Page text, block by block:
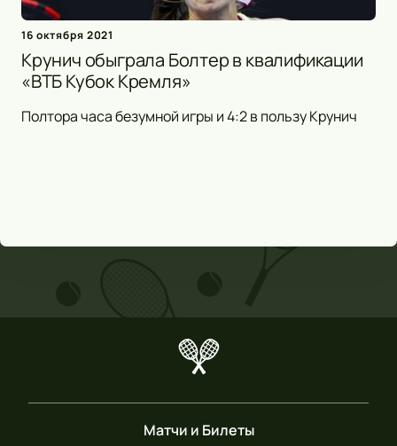
16 октября 2021
Крунич обыграла Болтер в квалификации
«ВТБ Кубок Кремля»
Полтора часа безумной игры и 4:2 в пользу Крунич
Матчи и Билеты